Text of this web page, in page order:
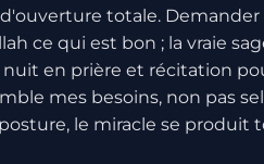
totale.
ce qui est bon ; la vraie
nuit en prière et récitation
mes besoins, non pas
le miracle se